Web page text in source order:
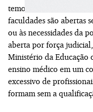
temos um processo
faculdades são abertas
ou às necessidades da
aberta por força
Ministério da Educação
ensino médico em um
excessivo de
formam sem a